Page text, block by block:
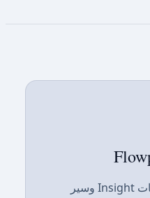
نظرة موجزة على إمكانيات Insight وسير